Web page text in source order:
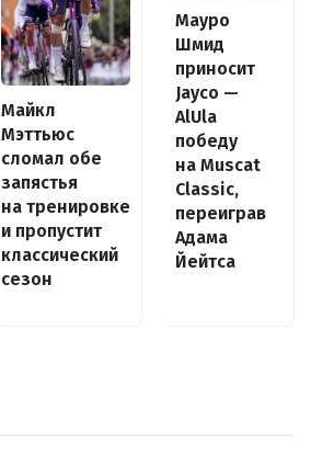
Майкл
Мэттьюc
сломал обе
запястья
на тренировке
и пропустит
классический
сезон
Мауро
Шмид
приносит
Jayco —
AlUla
победу
на Muscat
Classic,
переиграв
Адама
Йейтса